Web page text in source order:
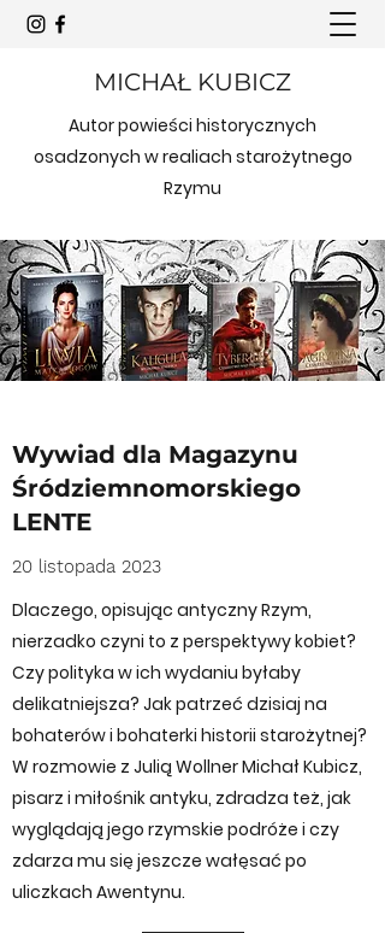
MICHAŁ KUBICZ
Autor powieści historycznych
osadzonych w realiach starożytnego
Rzymu
Wywiad dla Magazynu
Śródziemnomorskiego
LENTE
20 listopada 2023
Dlaczego, opisując antyczny Rzym,
nierzadko czyni to z perspektywy kobiet?
Czy polityka w ich wydaniu byłaby
delikatniejsza? Jak patrzeć dzisiaj na
bohaterów i bohaterki historii starożytnej?
W rozmowie z Julią Wollner Michał Kubicz,
pisarz i miłośnik antyku, zdradza też, jak
wyglądają jego rzymskie podróże i czy
zdarza mu się jeszcze wałęsać po
uliczkach Awentynu.